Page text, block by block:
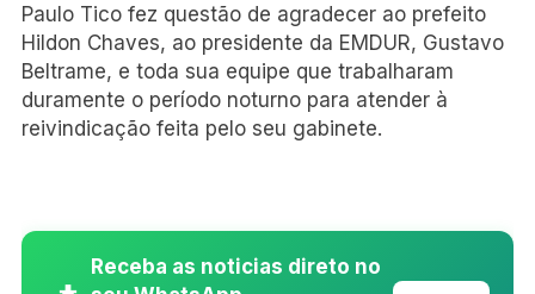
Paulo Tico fez questão de agradecer ao prefeito
Hildon Chaves, ao presidente da EMDUR, Gustavo
Beltrame, e toda sua equipe que trabalharam
duramente o período noturno para atender à
reivindicação feita pelo seu gabinete.
Receba as noticias direto no